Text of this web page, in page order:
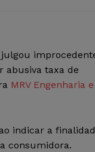
julgou
abusiva taxa de
MRV Engenharia e
indicar a
consumidora.